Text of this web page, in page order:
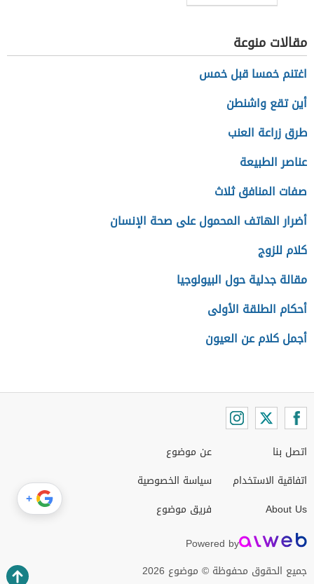
مقالات منوعة
اغتنم خمسا قبل خمس
أين تقع واشنطن
طرق زراعة العنب
عناصر الطبيعة
صفات المنافق ثلاث
أضرار الهاتف المحمول على صحة الإنسان
كلام للزوج
مقالة جدلية حول البيولوجيا
أحكام الطلقة الأولى
أجمل كلام عن العيون
اتصل بنا
اتفاقية الاستخدام
About Us
عن موضوع
سياسة الخصوصية
فريق موضوع
Powered by
جميع الحقوق محفوظة © موضوع 2026
+